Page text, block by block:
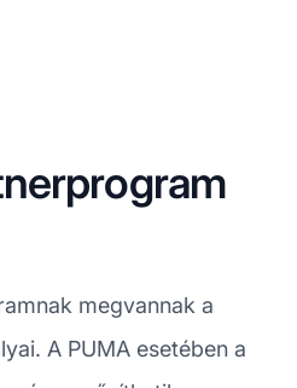
megvannak a
A PUMA esetében a